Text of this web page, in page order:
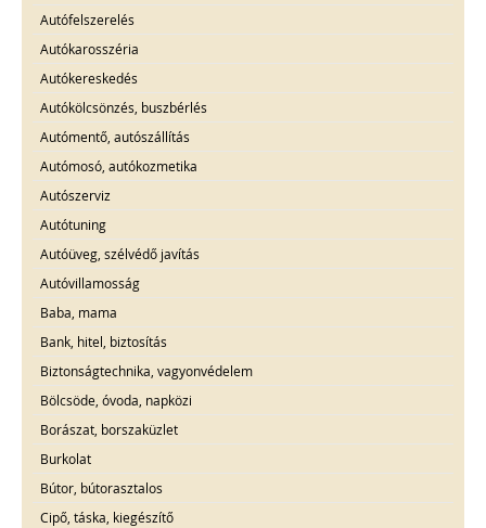
Autófelszerelés
Autókarosszéria
Autókereskedés
Autókölcsönzés, buszbérlés
Autómentő, autószállítás
Autómosó, autókozmetika
Autószerviz
Autótuning
Autóüveg, szélvédő javítás
Autóvillamosság
Baba, mama
Bank, hitel, biztosítás
Biztonságtechnika, vagyonvédelem
Bölcsöde, óvoda, napközi
Borászat, borszaküzlet
Burkolat
Bútor, bútorasztalos
Cipő, táska, kiegészítő